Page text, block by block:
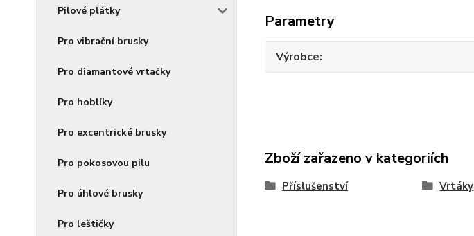
Pilové plátky
Pro vibrační brusky
Pro diamantové vrtačky
Pro hoblíky
Pro excentrické brusky
Pro pokosovou pilu
Pro úhlové brusky
Pro leštičky
Parametry
Výrobce
Zboží zařazeno v kategoriích
Příslušenství Vrtáky